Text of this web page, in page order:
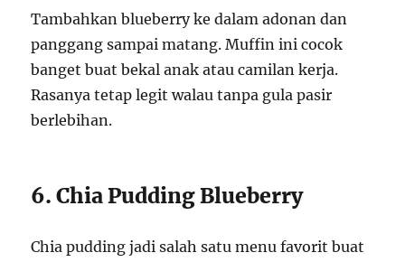
Tambahkan blueberry ke dalam adonan dan
panggang sampai matang. Muffin ini cocok
banget buat bekal anak atau camilan kerja.
Rasanya tetap legit walau tanpa gula pasir
berlebihan.
6. Chia Pudding Blueberry
Chia pudding jadi salah satu menu favorit buat